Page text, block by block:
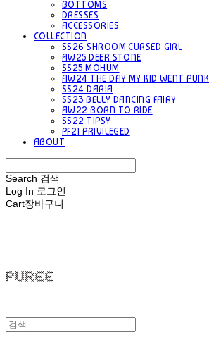
BOTTOMS
DRESSES
ACCESSORIES
COLLECTION
SS26 SHROOM CURSED GIRL
AW25 DEER STONE
SS25 MOHUM
AW24 THE DAY MY KID WENT PUNK
SS24 DARIA
SS23 BELLY DANCING FAIRY
AW22 BORN TO RIDE
SS22 TIPSY
PF21 PRIVILEGED
ABOUT
Search 검색
Log In 로그인
Cart장바구니